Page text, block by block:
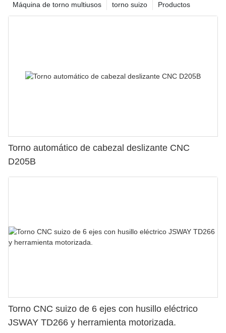
Productos
torno suizo
Máquina de torno multiusos
Torno automático de cabezal deslizante CNC
D205B
Torno CNC suizo de 6 ejes con husillo eléctrico
JSWAY TD266 y herramienta motorizada.